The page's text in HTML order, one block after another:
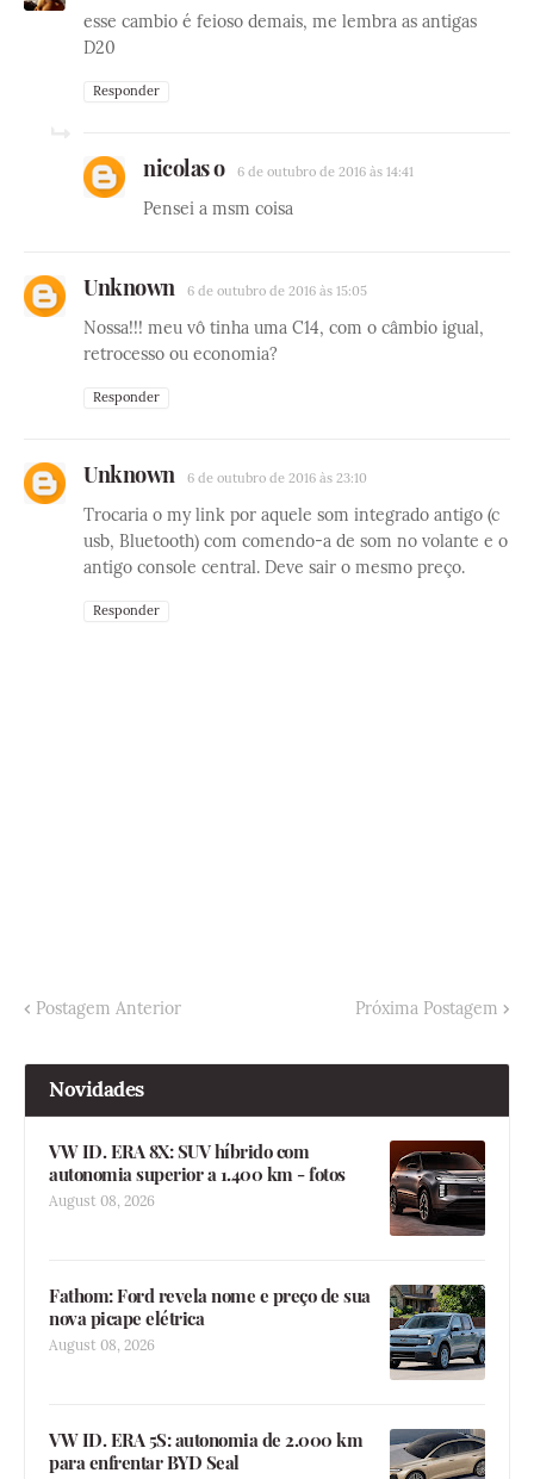
esse cambio é feioso demais, me lembra as antigas
D20
Responder
nicolas o 6 de outubro de 2016 às 14:41
Pensei a msm coisa
Unknown 6 de outubro de 2016 às 15:05
Nossa!!! meu vô tinha uma C14, com o câmbio igual,
retrocesso ou economia?
Responder
Unknown 6 de outubro de 2016 às 23:10
Trocaria o my link por aquele som integrado antigo (c
usb, Bluetooth) com comendo-a de som no volante e o
antigo console central. Deve sair o mesmo preço.
Responder
Postagem Anterior Próxima Postagem
Novidades
VW ID. ERA 8X: SUV híbrido com
autonomia superior a 1.400 km - fotos
August 08, 2026
Fathom: Ford revela nome e preço de sua
nova picape elétrica
August 08, 2026
VW ID. ERA 5S: autonomia de 2.000 km
para enfrentar BYD Seal